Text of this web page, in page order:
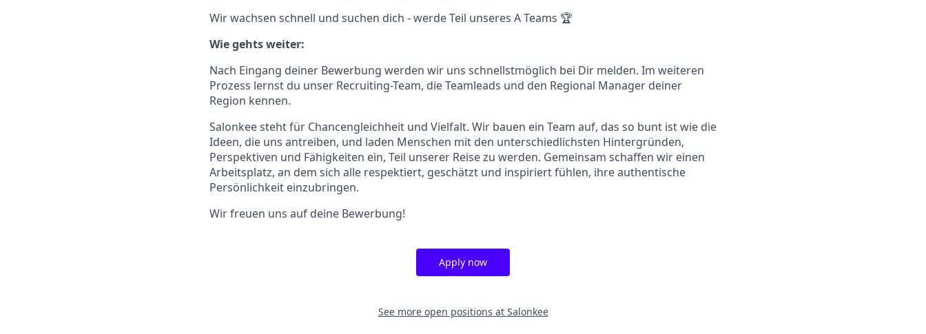
Wir wachsen schnell und suchen dich - werde Teil unseres A Teams 🏆
Wie gehts weiter:
Nach Eingang deiner Bewerbung werden wir uns schnellstmöglich bei Dir melden. Im weiteren
Prozess lernst du unser Recruiting-Team, die Teamleads und den Regional Manager deiner
Region kennen.
Salonkee steht für Chancengleichheit und Vielfalt. Wir bauen ein Team auf, das so bunt ist wie die
Ideen, die uns antreiben, und laden Menschen mit den unterschiedlichsten Hintergründen,
Perspektiven und Fähigkeiten ein, Teil unserer Reise zu werden. Gemeinsam schaffen wir einen
Arbeitsplatz, an dem sich alle respektiert, geschätzt und inspiriert fühlen, ihre authentische
Persönlichkeit einzubringen.
Wir freuen uns auf deine Bewerbung!
Apply now
See more open positions at Salonkee